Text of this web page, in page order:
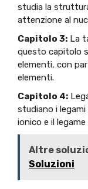
studia la
attenzione al
Capitolo 3: La
questo capitolo
elementi, con
elementi.
Capitolo 4:
studiano i
ionico e il
Altre
Soluzioni